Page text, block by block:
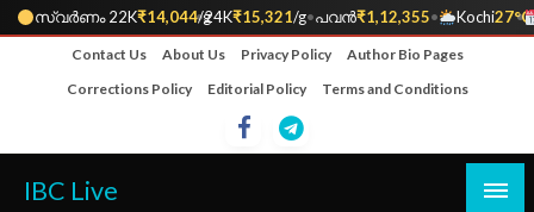
സ്വർണം 22K₹14,044/g
•24K₹15,321/g•പവൻ₹1,12,355• Kochi27°C
•
Contact Us About Us Privacy Policy
Author Bio Pages
Corrections Policy
Editorial Policy Terms and Conditions
IBC Live